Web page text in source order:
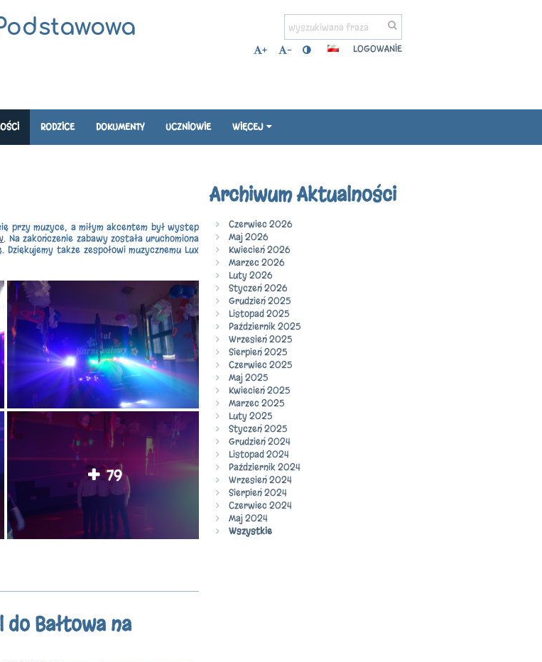
+ - LOGOWANIE
RODZICE DOKUMENTY UCZNIOWIE WIĘCEJ
przy muzyce, a miłym akcentem był występ
. Na zakończenie zabawy została uruchomiona
także zespołowi muzycznemu Lux
79
do Bałtowa na
Archiwum Aktualności
Czerwiec 2026
Maj 2026
Kwiecień 2026
Marzec 2026
Luty 2026
Styczeń 2026
Grudzień 2025
Listopad 2025
Październik 2025
Wrzesień 2025
Sierpień 2025
Czerwiec 2025
Maj 2025
Kwiecień 2025
Marzec 2025
Luty 2025
Styczeń 2025
Grudzień 2024
Listopad 2024
Październik 2024
Wrzesień 2024
Sierpień 2024
Czerwiec 2024
Maj 2024
Wszystkie